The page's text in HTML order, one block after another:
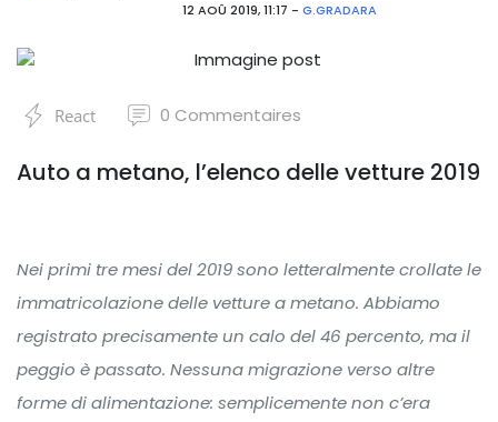
12 AOÛ 2019, 11:17 - G.GRADARA
React 0 Commentaires
Auto a metano, l’elenco delle vetture 2019
Nei primi tre mesi del 2019 sono letteralmente crollate le
immatricolazione delle vetture a metano. Abbiamo
registrato precisamente un calo del 46 percento, ma il
peggio è passato. Nessuna migrazione verso altre
forme di alimentazione: semplicemente non c’era